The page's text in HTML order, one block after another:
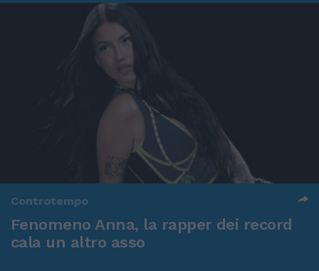
Controtempo
Fenomeno Anna, la rapper dei record
cala un altro asso